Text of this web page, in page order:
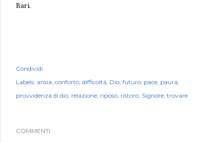
Bari.
Condividi
Labels: ansia conforto difficoltà Dio futuro pace paura
provvidenza di dio relazione riposo ristoro Signore trovare
COMMENTI